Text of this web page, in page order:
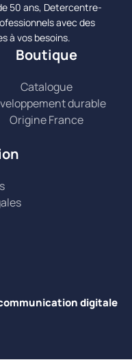
50 ans, Detercentre-
avec des
à vos besoins.
Boutique
Catalogue
durable
Origine France
digitale